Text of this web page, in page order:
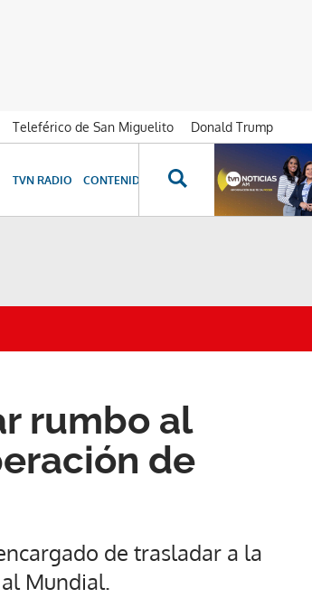
Teleférico de San Miguelito
Donald Trump
TVN RADIO CONTENIDOS ESPECIALES NOVELAS
rumbo al
de
de trasladar a la
Mundial.